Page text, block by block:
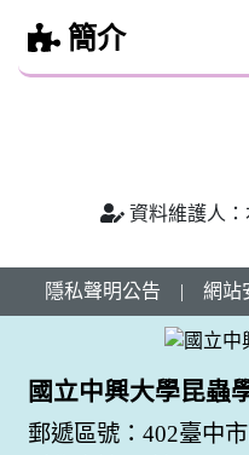
簡介
資料維護人
隱私聲明公告 | 網站
國立中興大學昆蟲
郵遞區號：402臺中